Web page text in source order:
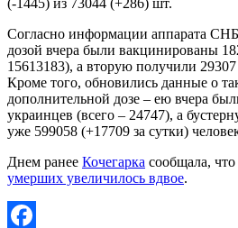
(-1445) из 73044 (+286) шт.
Согласно информации аппарата
дозой вчера были вакцинированы
15613183), а вторую получили
Кроме того, обновились данные о
дополнительной дозе – ею вчера
украинцев (всего – 24747), а
уже 599058 (+17709 за сутки)
Днем ранее Кочегарка сообщала, что
умерших увеличилось вдвое.